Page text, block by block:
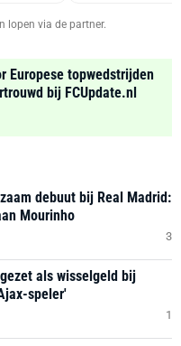
lopen via de partner.
Europese topwedstrijden
bij FCUpdate.nl
debuut bij Real Madrid:
Mourinho
3
als wisselgeld bij
speler'
1